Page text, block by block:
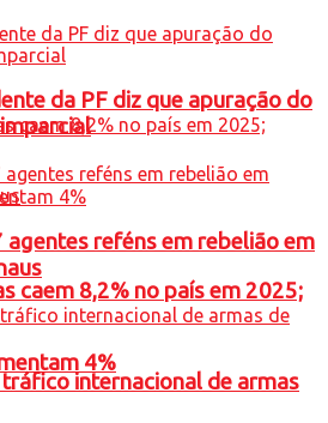
caem 8,2% no país em 2025;
4%
da PF diz que apuração do
agentes reféns em rebelião em
tráfico internacional de armas